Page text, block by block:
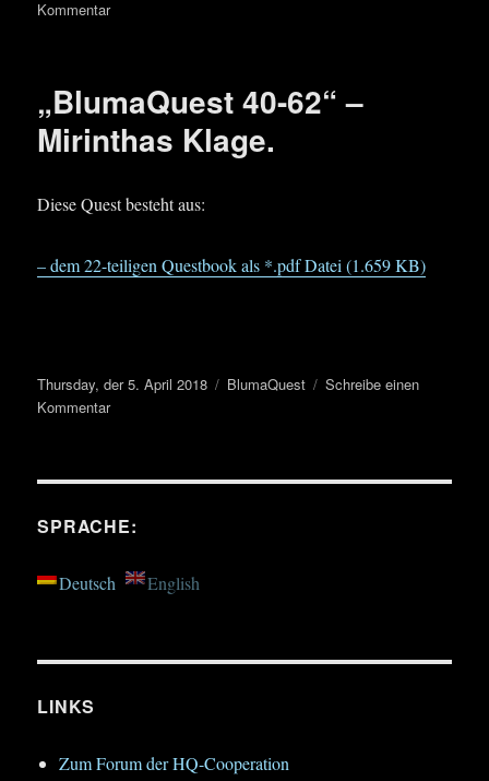
am
Kommentarzu
„BlumaQuest 40-62“ –
Mirinthas Klage.
Diese Quest besteht aus:
– dem 22-teiligen Questbook als *.pdf Datei (1.659 KB)
Veröffentlicht
am
Thursday, der 5. April 2018 Kategorien
BlumaQuest
Schreibe einen
Kommentarzu
62“
Mirinthas
SPRACHE:
Deutsch English
LINKS
Zum Forum der HQ-Cooperation